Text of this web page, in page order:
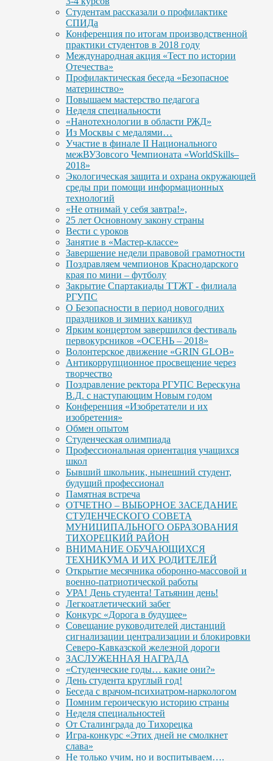
Студентам рассказали о профилактике
СПИДа
Конференция по итогам производственной
практики студентов в 2018 году
Международная акция «Тест по истории
Отечества»
Профилактическая беседа «Безопасное
материнство»
Повышаем мастерство педагога
Неделя специальности
«Нанотехнологии в области РЖД»
Из Москвы с медалями…
Участие в финале II Национального
межВУЗовсого Чемпионата «WorldSkills–
2018»
Экологическая защита и охрана окружающей
среды при помощи информационных
технологий
«Не отнимай у себя завтра!»,
25 лет Основному закону страны
Вести с уроков
Занятие в «Мастер-классе»
Завершение недели правовой грамотности
Поздравляем чемпионов Краснодарского
края по мини – футболу
Закрытие Спартакиады ТТЖТ - филиала
РГУПС
О Безопасности в период новогодних
праздников и зимних каникул
Ярким концертом завершился фестиваль
первокурсников «ОСЕНЬ – 2018»
Волонтерское движение «GRIN GLOB»
Антикоррупционное просвещение через
творчество
Поздравление ректора РГУПС Верескуна
В.Д. с наступающим Новым годом
Конференция «Изобретатели и их
изобретения»
Обмен опытом
Студенческая олимпиада
Профессиональная ориентация учащихся
школ
Бывший школьник, нынешний студент,
будущий профессионал
Памятная встреча
ОТЧЕТНО – ВЫБОРНОЕ ЗАСЕДАНИЕ
СТУДЕНЧЕСКОГО СОВЕТА
МУНИЦИПАЛЬНОГО ОБРАЗОВАНИЯ
ТИХОРЕЦКИЙ РАЙОН
ВНИМАНИЕ ОБУЧАЮЩИХСЯ
ТЕХНИКУМА И ИХ РОДИТЕЛЕЙ
Открытие месячника оборонно-массовой и
военно-патриотической работы
УРА! День студента! Татьянин день!
Легкоатлетический забег
Конкурс «Дорога в будущее»
Совещание руководителей дистанций
сигнализации централизации и блокировки
Северо-Кавказской железной дороги
ЗАСЛУЖЕННАЯ НАГРАДА
«Студенческие годы… какие они?»
День студента круглый год!
Беседа с врачом-психиатром-наркологом
Помним героическую историю страны
Неделя специальностей
От Сталинграда до Тихорецка
Игра-конкурс «Этих дней не смолкнет
слава»
Не только учим, но и воспитываем….